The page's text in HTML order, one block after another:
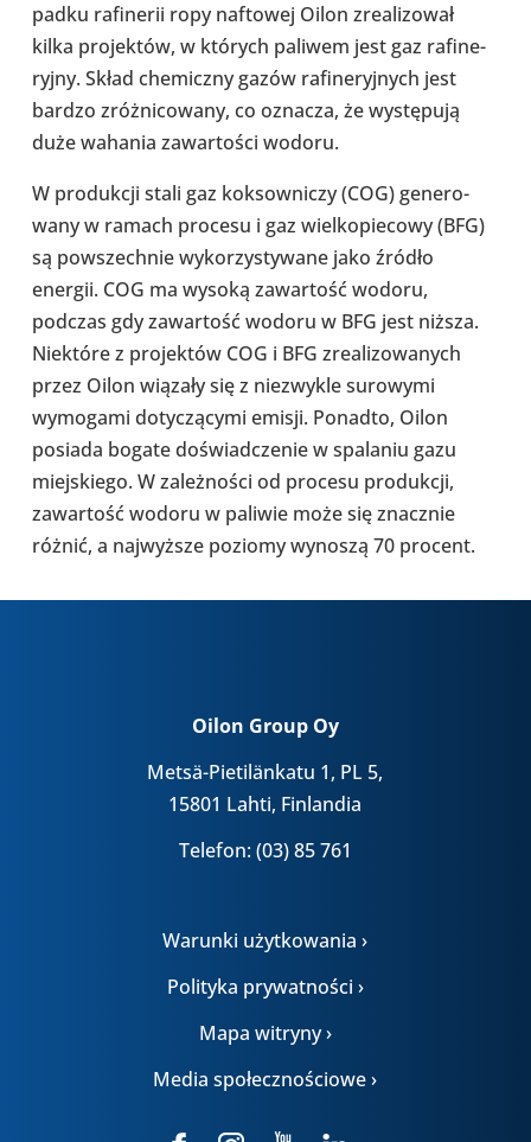
padku rafi­ne­rii ropy naf­to­wej Oilon zre­ali­zo­wał
kilka pro­jek­tów, w których paliwem jest gaz rafi­ne­
ryjny. Skład che­miczny gazów rafi­ne­ryj­nych jest
bardzo zróż­ni­co­wany, co oznacza, że wystę­pują
duże wahania zawar­to­ści wodoru.
W pro­duk­cji stali gaz kok­sow­ni­czy (COG) gene­ro­
wany w ramach procesu i gaz wiel­ko­pie­cowy (BFG)
są powszech­nie wyko­rzy­sty­wane jako źródło
energii. COG ma wysoką zawar­tość wodoru,
podczas gdy zawar­tość wodoru w BFG jest niższa.
Nie­które z pro­jek­tów COG i BFG zre­ali­zo­wa­nych
przez Oilon wiązały się z nie­zwy­kle suro­wymi
wymo­gami doty­czą­cymi emisji. Ponadto, Oilon
posiada bogate doświad­cze­nie w spa­la­niu gazu
miej­skiego. W zależ­no­ści od procesu pro­duk­cji,
zawar­tość wodoru w paliwie może się znacz­nie
różnić, a naj­wyż­sze poziomy wynoszą 70 procent.
Oilon Group Oy
Metsä-Pietilänkatu 1, PL 5,
15801 Lahti, Finlandia
Telefon: (03) 85 761
Warunki użytkowania ›
Polityka prywatności ›
Mapa witryny ›
Media społecznościowe ›